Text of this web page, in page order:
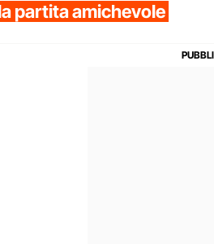
partita amichevole